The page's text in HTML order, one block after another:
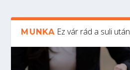
MUNKA Ez vár rád a suli után